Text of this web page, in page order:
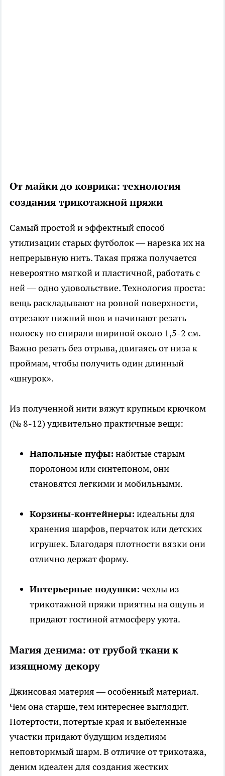
От майки до коврика: технология
создания трикотажной пряжи
Самый простой и эффектный способ
утилизации старых футболок — нарезка их на
непрерывную нить. Такая пряжа получается
невероятно мягкой и пластичной, работать с
ней — одно удовольствие. Технология проста:
вещь раскладывают на ровной поверхности,
отрезают нижний шов и начинают резать
полоску по спирали шириной около 1,5-2 см.
Важно резать без отрыва, двигаясь от низа к
проймам, чтобы получить один длинный
«шнурок».
Из полученной нити вяжут крупным крючком
(№ 8-12) удивительно практичные вещи:
Напольные пуфы: набитые старым
поролоном или синтепоном, они
становятся легкими и мобильными.
Корзины-контейнеры: идеальны для
хранения шарфов, перчаток или детских
игрушек. Благодаря плотности вязки они
отлично держат форму.
Интерьерные подушки: чехлы из
трикотажной пряжи приятны на ощупь и
придают гостиной атмосферу уюта.
Магия денима: от грубой ткани к
изящному декору
Джинсовая материя — особенный материал.
Чем она старше, тем интереснее выглядит.
Потертости, потертые края и выбеленные
участки придают будущим изделиям
неповторимый шарм. В отличие от трикотажа,
деним идеален для создания жестких